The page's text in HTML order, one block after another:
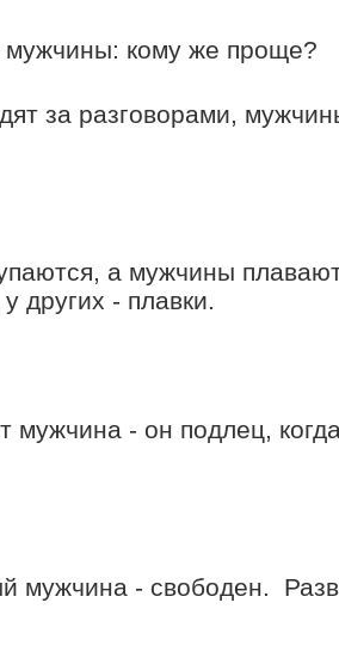
кому же проще?
за разговорами,
а мужчины
других - плавки.
мужчина - он подлец,
мужчина - свободен.